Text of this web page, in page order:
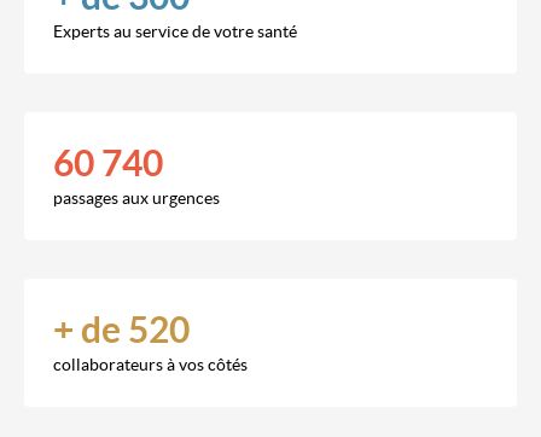
Experts au service de votre santé
60 740
passages aux urgences
+ de 520
collaborateurs à vos côtés